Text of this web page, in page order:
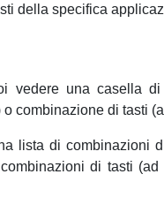
della specifica
vedere una casella
o combinazione di tasti (
lista di combinazioni
di tasti (ad